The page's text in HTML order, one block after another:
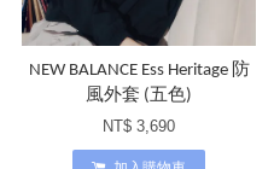
NEW BALANCE Ess Heritage 防
風外套 (五色)
NT$ 3,690